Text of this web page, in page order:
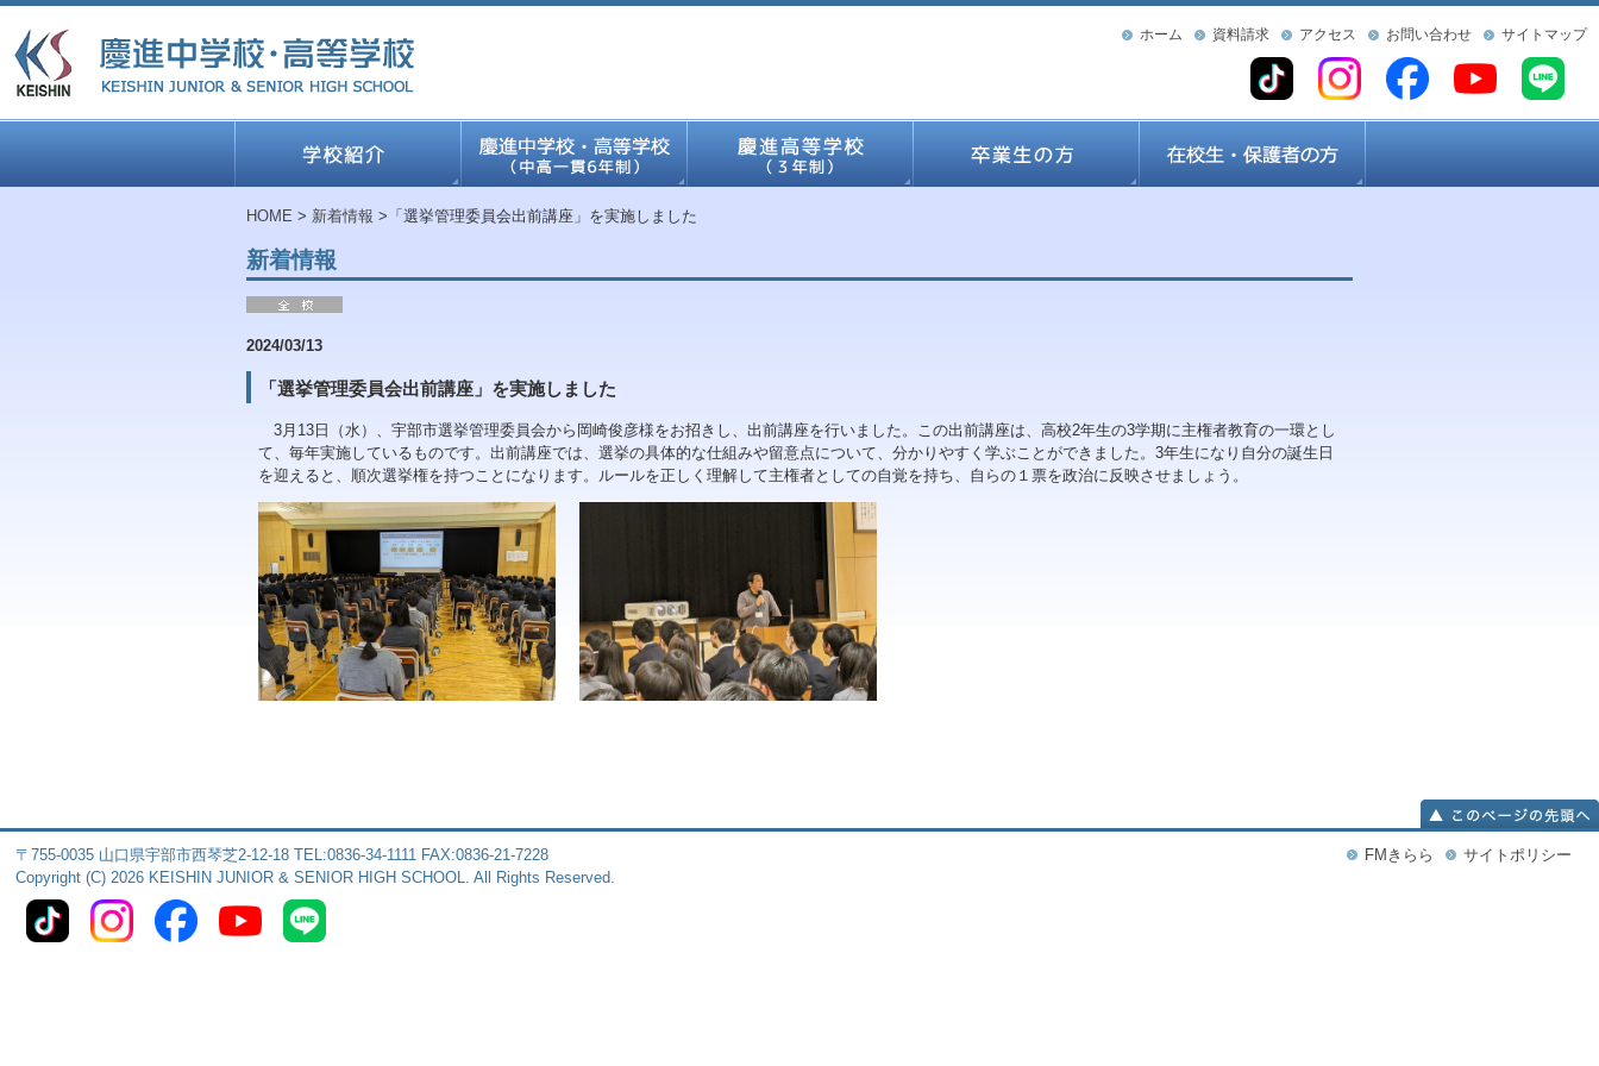
ホーム 資料請求 アクセス お問い合わせ サイトマップ
HOME > 新着情報 >「選挙管理委員会出前講座」を実施しました
新着情報
2024/03/13
「選挙管理委員会出前講座」を実施しました
3月13日（水）、宇部市選挙管理委員会から岡崎俊彦様をお招きし、出前講座を行いました。この出前講座は、高校2年生の3学期に主権者教育の一環とし
て、毎年実施しているものです。出前講座では、選挙の具体的な仕組みや留意点について、分かりやすく学ぶことができました。3年生になり自分の誕生日
を迎えると、順次選挙権を持つことになります。ルールを正しく理解して主権者としての自覚を持ち、自らの１票を政治に反映させましょう。
〒755-0035 山口県宇部市西琴芝2-12-18 TEL:0836-34-1111 FAX:0836-21-7228
Copyright (C) 2026 KEISHIN JUNIOR & SENIOR HIGH SCHOOL. All Rights Reserved.
FMきらら サイトポリシー